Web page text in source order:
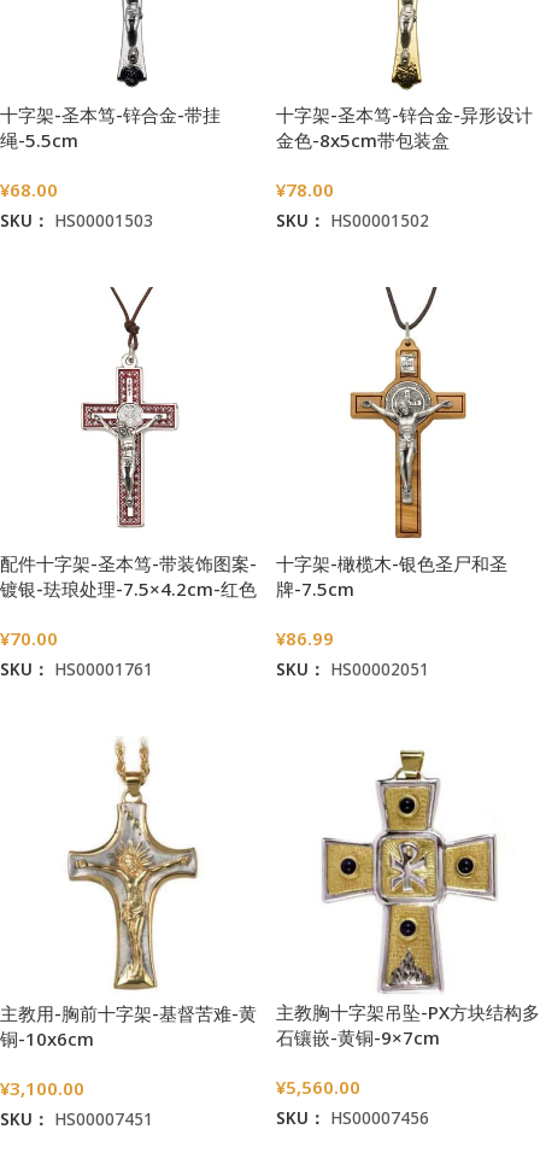
十字架-圣本笃-锌合金-带挂
绳-5.5cm
¥68.00
SKU： HS00001503
十字架-圣本笃-锌合金-异形设计
金色-8x5cm带包装盒
¥78.00
SKU： HS00001502
配件十字架-圣本笃-带装饰图案-
镀银-珐琅处理-7.5×4.2cm-红色
¥70.00
SKU： HS00001761
十字架-橄榄木-银色圣尸和圣
牌-7.5cm
¥86.99
SKU： HS00002051
主教用-胸前十字架-基督苦难-黄
铜-10x6cm
¥3,100.00
SKU： HS00007451
主教胸十字架吊坠-PX方块结构多
石镶嵌-黄铜-9×7cm
¥5,560.00
SKU： HS00007456